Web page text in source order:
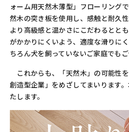
ォーム用天然木薄型」フローリング
然木の突き板を使用し、感触と耐久
より高級感と温かさにこだわるとと
がかかりにくいよう、適度な滑りに
ちろん犬を飼っていないご家庭でもご
これからも、「天然木」の可能性
創造型企業」をめざしてまいります
たします。